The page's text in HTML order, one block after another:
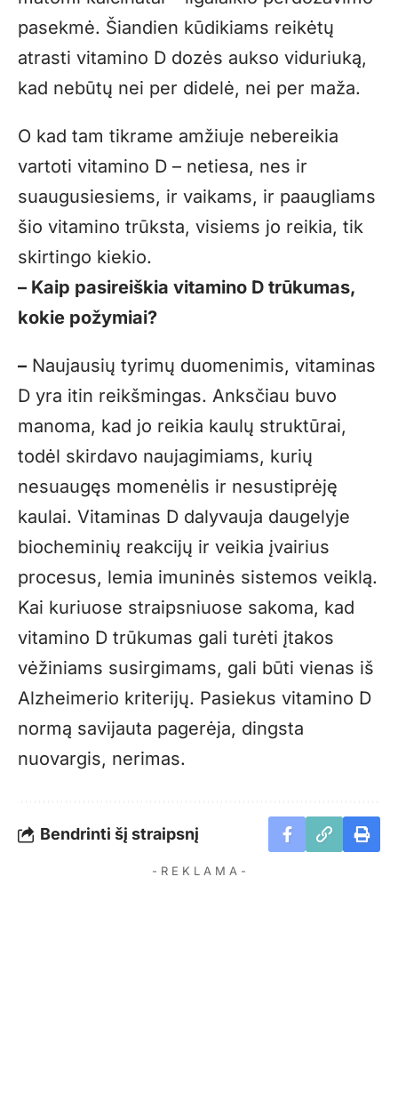
pasekmė. Šiandien kūdikiams reikėtų
atrasti vitamino D dozės aukso viduriuką,
kad nebūtų nei per didelė, nei per maža.
O kad tam tikrame amžiuje nebereikia
vartoti vitamino D – netiesa, nes ir
suaugusiesiems, ir vaikams, ir paaugliams
šio vitamino trūksta, visiems jo reikia, tik
skirtingo kiekio.
– Kaip pasireiškia vitamino D trūkumas,
kokie požymiai?
– Naujausių tyrimų duomenimis, vitaminas
D yra itin reikšmingas. Anksčiau buvo
manoma, kad jo reikia kaulų struktūrai,
todėl skirdavo naujagimiams, kurių
nesuaugęs momenėlis ir nesustiprėję
kaulai. Vitaminas D dalyvauja daugelyje
biocheminių reakcijų ir veikia įvairius
procesus, lemia imuninės sistemos veiklą.
Kai kuriuose straipsniuose sakoma, kad
vitamino D trūkumas gali turėti įtakos
vėžiniams susirgimams, gali būti vienas iš
Alzheimerio kriterijų. Pasiekus vitamino D
normą savijauta pagerėja, dingsta
nuovargis, nerimas.
Bendrinti šį straipsnį
- R E K L A M A -